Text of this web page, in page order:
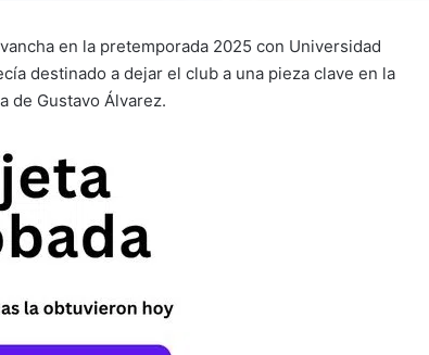
en la pretemporada 2025 con Universidad
destinado a dejar el club a una pieza clave en la
de Gustavo Álvarez.